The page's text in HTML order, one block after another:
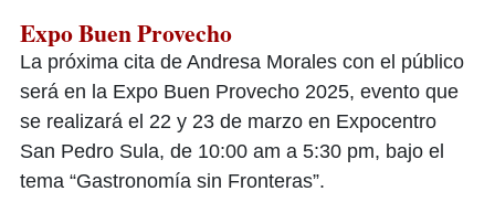
Expo Buen Provecho
La próxima cita de Andresa Morales con el público
será en la Expo Buen Provecho 2025, evento que
se realizará el 22 y 23 de marzo en Expocentro
San Pedro Sula, de 10:00 am a 5:30 pm, bajo el
tema “Gastronomía sin Fronteras”.